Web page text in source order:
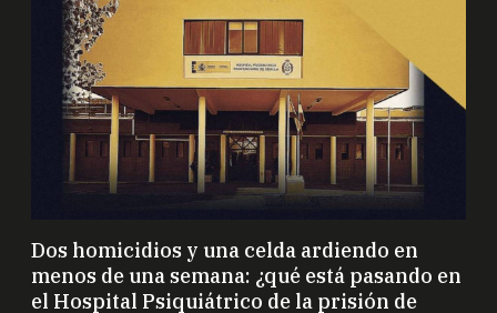
Dos homicidios y una celda ardiendo en
menos de una semana: ¿qué está pasando en
el Hospital Psiquiátrico de la prisión de